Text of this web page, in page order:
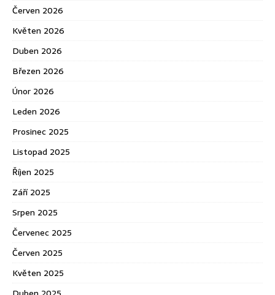
Červen 2026
Květen 2026
Duben 2026
Březen 2026
Únor 2026
Leden 2026
Prosinec 2025
Listopad 2025
Říjen 2025
Září 2025
Srpen 2025
Červenec 2025
Červen 2025
Květen 2025